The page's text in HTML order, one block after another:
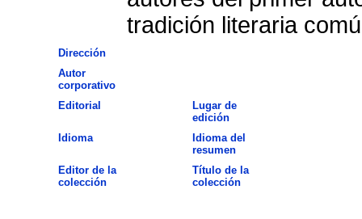
tradición literaria
Dirección
Autor
corporativo
Editorial
Lugar de
edición
Idioma
Idioma del
resumen
Editor de la
colección
Título de la
colección